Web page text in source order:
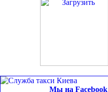
Мы на Facebook